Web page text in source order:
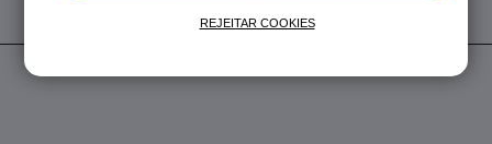
REJEITAR COOKIES